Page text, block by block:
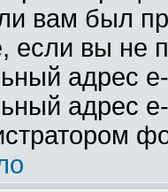
вам был
если вы не
адрес
адрес